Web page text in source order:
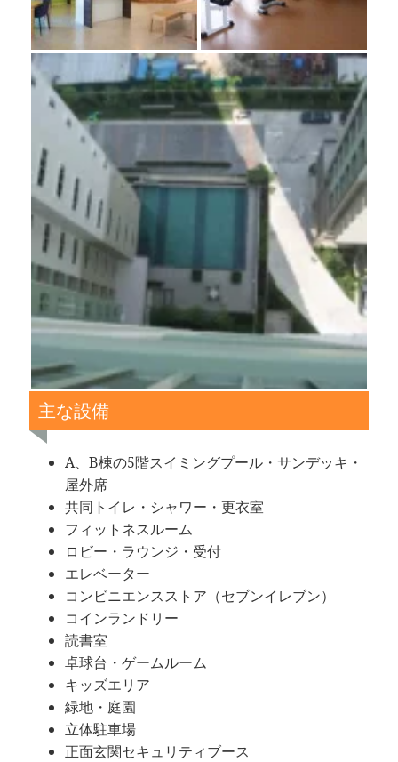
主な設備
A、B棟の5階スイミングプール・サンデッキ・
屋外席
共同トイレ・シャワー・更衣室
フィットネスルーム
ロビー・ラウンジ・受付
エレベーター
コンビニエンスストア（セブンイレブン）
コインランドリー
読書室
卓球台・ゲームルーム
キッズエリア
緑地・庭園
立体駐車場
正面玄関セキュリティブース